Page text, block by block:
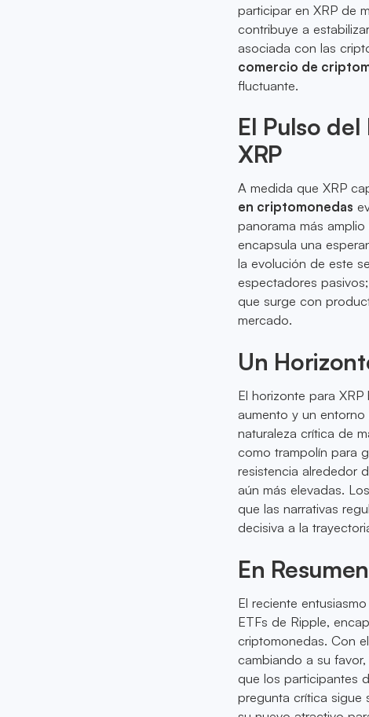
participar en XRP de
contribuye a
asociada con las
comercio de
fluctuante.
El Pulso
XRP
A medida que XRP
en criptomonedas
panorama más
encapsula una
la evolución de este
espectadores
que surge con
mercado.
Un
El horizonte para
aumento y un
naturaleza crítica de
como trampolín para
resistencia alrededor
aún más elevadas.
que las narrativas
decisiva a la
En Resumen
El reciente
ETFs de Ripple,
criptomonedas. Con
cambiando a su
que los participantes
pregunta crítica sigue